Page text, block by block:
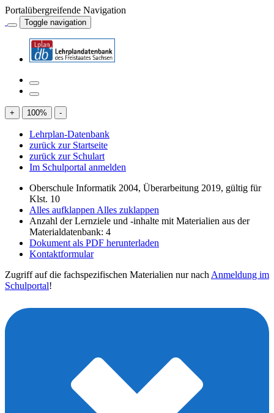
Portalübergreifende Navigation
Toggle navigation
+ 100% -
Lehrplan-Datenbank
zurück zur Startseite
zurück zur Schulart
Im Schulportal anmelden
Oberschule Informatik 2004, Überarbeitung 2019, gültig für
Klst. 10
Alles aufklappen Alles zuklappen
Anzahl der Lernziele und -inhalte mit Materialien aus der
Materialdatenbank: 4
Dokument als PDF herunterladen
Kontaktformular
Zugriff auf die fachspezifischen Materialien nur nach Anmeldung im
Schulportal!